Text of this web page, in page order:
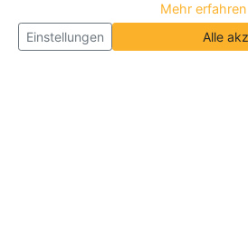
Mehr erfahren
Einstellungen
Alle